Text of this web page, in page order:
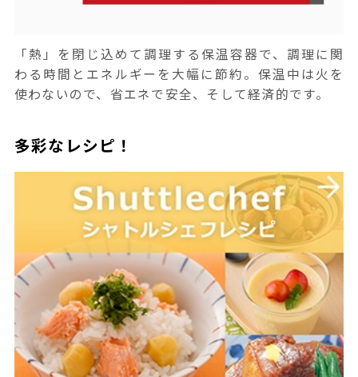
「熱」を閉じ込めて調理する保温容器で、調理に関
わる時間とエネルギーを大幅に節約。保温中は火を
使わないので、省エネで安全、そして経済的です。
多彩なレシピ！